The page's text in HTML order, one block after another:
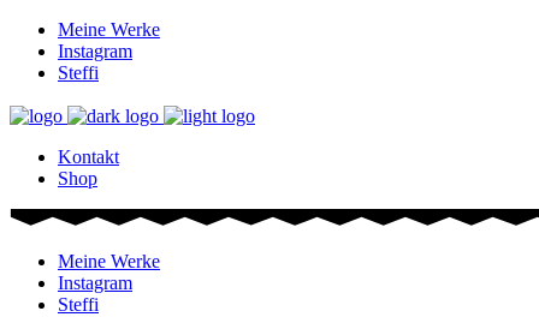
Meine Werke
Instagram
Steffi
Kontakt
Shop
Meine Werke
Instagram
Steffi